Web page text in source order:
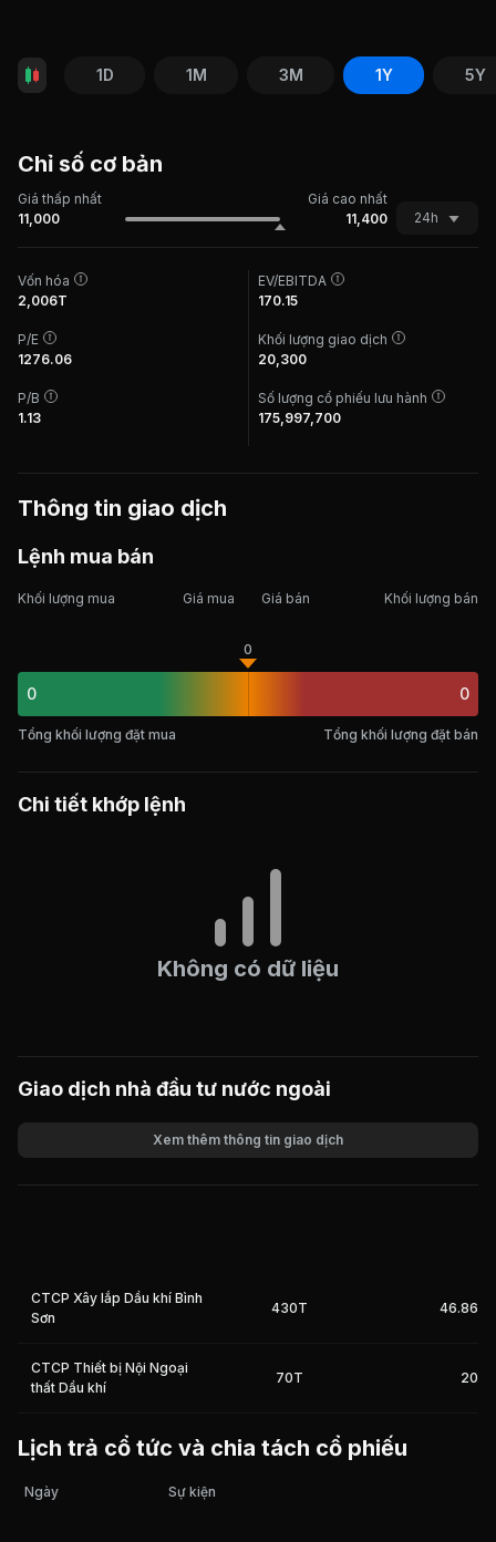
1D 1M 3M 1Y 5Y
Chỉ số cơ bản
Giá thấp nhất
Giá cao nhất
11,000
11,400 24h
Vốn hóa
2,006T
P/E
1276.06
P/B
1.13
EV/EBITDA
170.15
Khối lượng giao dịch
20,300
Số lượng cổ phiếu lưu hành
175,997,700
Thông tin giao dịch
Lệnh mua bán
Khối lượng mua Giá mua Giá bán Khối lượng bán
0
0
0
Tổng khối lượng đặt mua Tổng khối lượng đặt bán
Chi tiết khớp lệnh
Không có dữ liệu
Giao dịch nhà đầu tư nước ngoài
Xem thêm thông tin giao dịch
CTCP Xây lắp Dầu khí Bình
Sơn
430T 46.86%
CTCP Thiết bị Nội Ngoại
thất Dầu khí
70T 20%
Lịch trả cổ tức và chia tách cổ phiếu
Ngày Sự kiện